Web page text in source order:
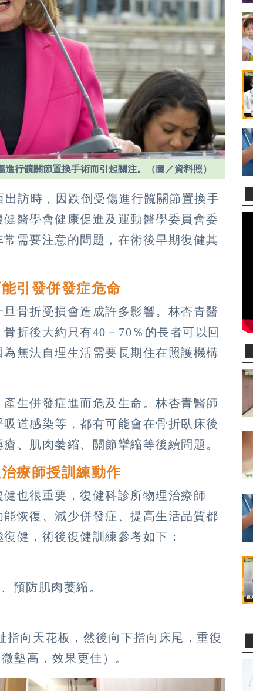
行髖關節置換手術而引起關注。（圖／資料照）
訪時，因跌倒受傷進行髖關節置換手
醫學會健康促進及運動醫學委員會委
需要注意的問題，在術後早期復健其
引發併發症危命
骨折受損會造成許多影響。林杏青醫
折後大約只有40－70％的長者可以回
無法自理生活需要長期住在照護機構
生併發症進而危及生命。林杏青醫師
道感染等，都有可能會在骨折臥床後
、肌肉萎縮、關節攣縮等後續問題。
療師授訓練動作
也很重要，復健科診所物理治療師
恢復、減少併發症、提高生活品質都
健，術後復健訓練參考如下：
預防肌肉萎縮。
指向天花板，然後向下指向床尾，重復
墊高，效果更佳）。